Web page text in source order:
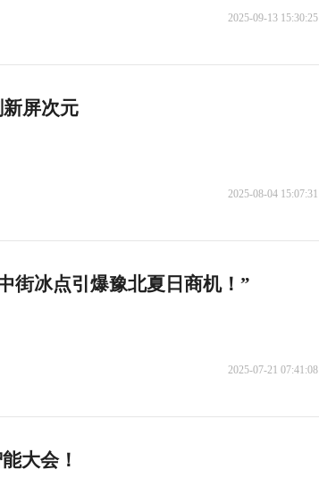
2025-09-13 15:30:25
屏次元
2025-08-04 15:07:31
街冰点引爆豫北夏日商机！”
2025-07-21 07:41:08
大会！